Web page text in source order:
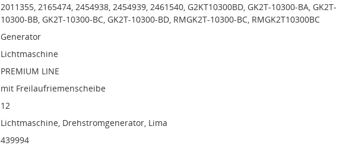
2011355, 2165474, 2454938, 2454939, 2461540, G2KT10300BD, GK2T-10300-BA, GK2T-
10300-BB, GK2T-10300-BC, GK2T-10300-BD, RMGK2T-10300-BC, RMGK2T10300BC
Generator
Lichtmaschine
PREMIUM LINE
mit Freilaufriemenscheibe
12
Lichtmaschine, Drehstromgenerator, Lima
439994